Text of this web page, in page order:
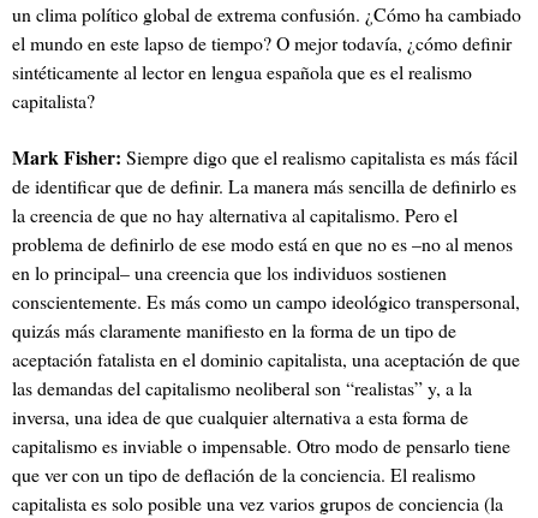
un clima político global de extrema confusión. ¿Cómo ha cambiado
el mundo en este lapso de tiempo? O mejor todavía, ¿cómo definir
sintéticamente al lector en lengua española que es el realismo
capitalista?
Mark Fisher: Siempre digo que el realismo capitalista es más fácil
de identificar que de definir. La manera más sencilla de definirlo es
la creencia de que no hay alternativa al capitalismo. Pero el
problema de definirlo de ese modo está en que no es –no al menos
en lo principal– una creencia que los individuos sostienen
conscientemente. Es más como un campo ideológico transpersonal,
quizás más claramente manifiesto en la forma de un tipo de
aceptación fatalista en el dominio capitalista, una aceptación de que
las demandas del capitalismo neoliberal son “realistas” y, a la
inversa, una idea de que cualquier alternativa a esta forma de
capitalismo es inviable o impensable. Otro modo de pensarlo tiene
que ver con un tipo de deflación de la conciencia. El realismo
capitalista es solo posible una vez varios grupos de conciencia (la